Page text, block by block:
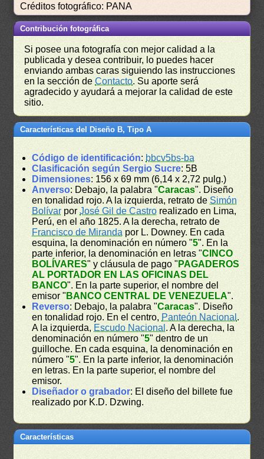
Créditos fotográfico: PANA
Contribución fotográfica
Si posee una fotografía con mejor calidad a la
publicada y desea contribuir, lo puedes hacer
enviando ambas caras siguiendo las instrucciones
en la sección deContacto. Su aporte será
agradecido y ayudará a mejorar la calidad de este
sitio.
Características del Diseño B, Tipo A
Código de identificación: bbcv5bs-ba
Clasificación según Sergio Sucre: 5B
Dimensiones: 156 x 69 mm (6,14 x 2,72 pulg.)
Anverso: Debajo, la palabra "Caracas". Diseño
en tonalidad rojo. A la izquierda, retrato deSimón
Bolívar porJosé Gil de Castro realizado en Lima,
Perú, en el año 1825. A la derecha, retrato de
Francisco de Miranda por L. Downey. En cada
esquina, la denominación en número "5". En la
parte inferior, la denominación en letras "CINCO
BOLÍVARES" y cláusula de pago " PAGADEROS
AL PORTADOR EN LAS OFICINAS DEL
BANCO". En la parte superior, el nombre del
emisor " BANCO CENTRAL DE VENEZUELA".
Reverso: Debajo, la palabra "Caracas". Diseño
en tonalidad rojo. En el centro, Panteón Nacional .
A la izquierda, Escudo Nacional . A la derecha, la
denominación en número "5" dentro de un
guilloche. En cada esquina, la denominación en
número "5". En la parte inferior, la denominación
en letras. En la parte superior, el nombre del
emisor.
Diseñador o grabador: El diseño del billete fue
realizado por K.D. Dzwing.
Características